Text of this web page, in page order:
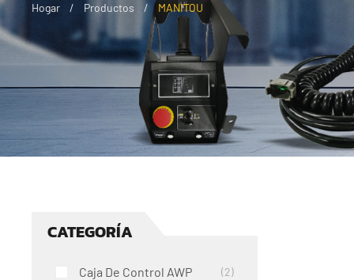
Hogar Productos MANITOU
CATEGORÍA
Caja De Control AWP 2